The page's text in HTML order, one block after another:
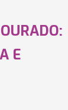
E